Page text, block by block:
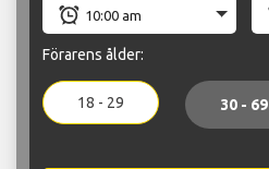
Förarens ålder:
18 - 29 30 - 69